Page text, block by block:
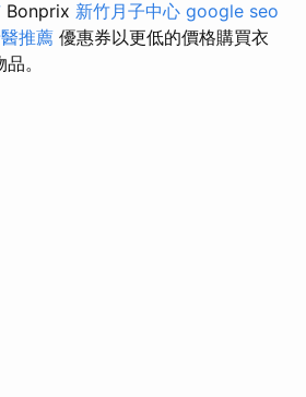
Bonprix 新竹月子中心 google seo
推薦 優惠券以更低的價格購買衣
。